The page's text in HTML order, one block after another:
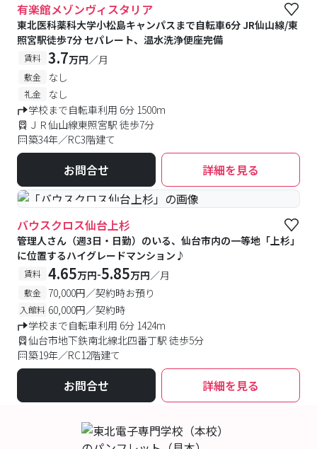
有楽館メゾンヴィスタリア
東北医科薬科大学小松島キャンパスまで自転車6分 JR仙山線/東
照宮駅徒歩7分 セパレート、温水洗浄便座完備
賃料 3.7万円／月
敷金 なし
礼金
なし
学校まで自転車利用 6分 1500m
ＪＲ仙山線東照宮駅 徒歩7分
築34年／RC3階建て
お問合せ 詳細を見る
#女性専用フロアあり
バウスクロス仙台上杉
管理人さん（週3日・日勤）のいる、仙台市内の一等地「上杉」
に位置するハイグレードマンション♪
賃料 4.65万円-5.85万円／月
敷金 70,000円／契約時お預り
入館料 60,000円／契約時
学校まで自転車利用 6分 1424m
仙台市地下鉄南北線北四番丁駅 徒歩5分
築19年／RC12階建て
お問合せ 詳細を見る